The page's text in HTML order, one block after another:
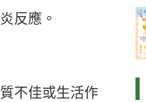
反應。
不佳或生活作